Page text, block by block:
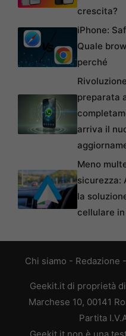
crescita?
iPhone:
Quale
perché
preparata
arriva il
Meno
sicurezza:
la
cellulare
Chi siamo - Redazione -
Geekit.it di proprietà
Marchese 10, 00141
Partita
Geekit.it non è una